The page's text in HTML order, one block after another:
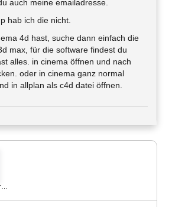
auch meine emailadresse.
hab ich die nicht.
4d hast, suche dann einfach die
max, für die software findest du
alles. in cinema öffnen und nach
oder in cinema ganz normal
in allplan als c4d datei öffnen.